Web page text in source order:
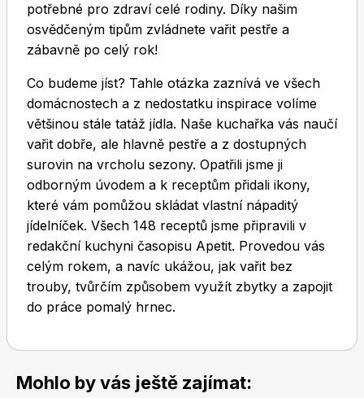
Burda Kids
Toprecepty.cz
potřebné pro zdraví celé rodiny. Díky našim
osvědčeným tipům zvládnete vařit pestře a
zábavně po celý rok!
Co budeme jíst? Tahle otázka zaznívá ve všech
domácnostech a z nedostatku inspirace volíme
většinou stále tatáž jídla. Naše kuchařka vás naučí
vařit dobře, ale hlavně pestře a z dostupných
surovin na vrcholu sezony. Opatřili jsme ji
odborným úvodem a k receptům přidali ikony,
které vám pomůžou skládat vlastní nápaditý
jídelníček. Všech 148 receptů jsme připravili v
redakční kuchyni časopisu Apetit. Provedou vás
celým rokem, a navíc ukážou, jak vařit bez
trouby, tvůrčím způsobem využít zbytky a zapojit
do práce pomalý hrnec.
Mohlo by vás ještě zajímat: